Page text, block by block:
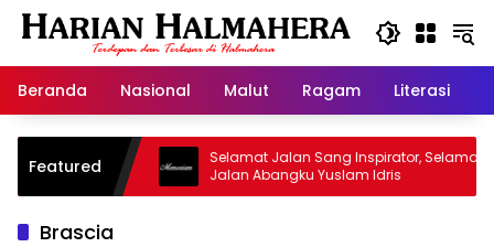
Langsung
Beranda
Nasional Malut Ragam Literasi
Featured
Warisan
Selamat Jalan Sang Inspirator, Selamat
Jalan Abangku Yuslam Idris
Brascia